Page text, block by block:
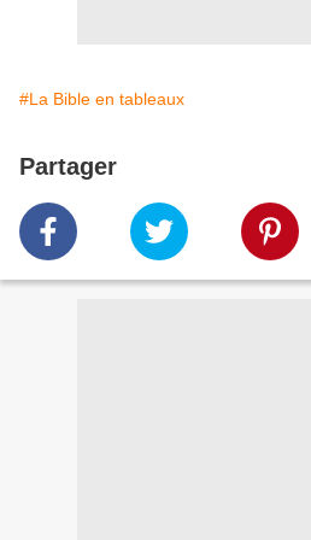
#La Bible en tableaux
Partager